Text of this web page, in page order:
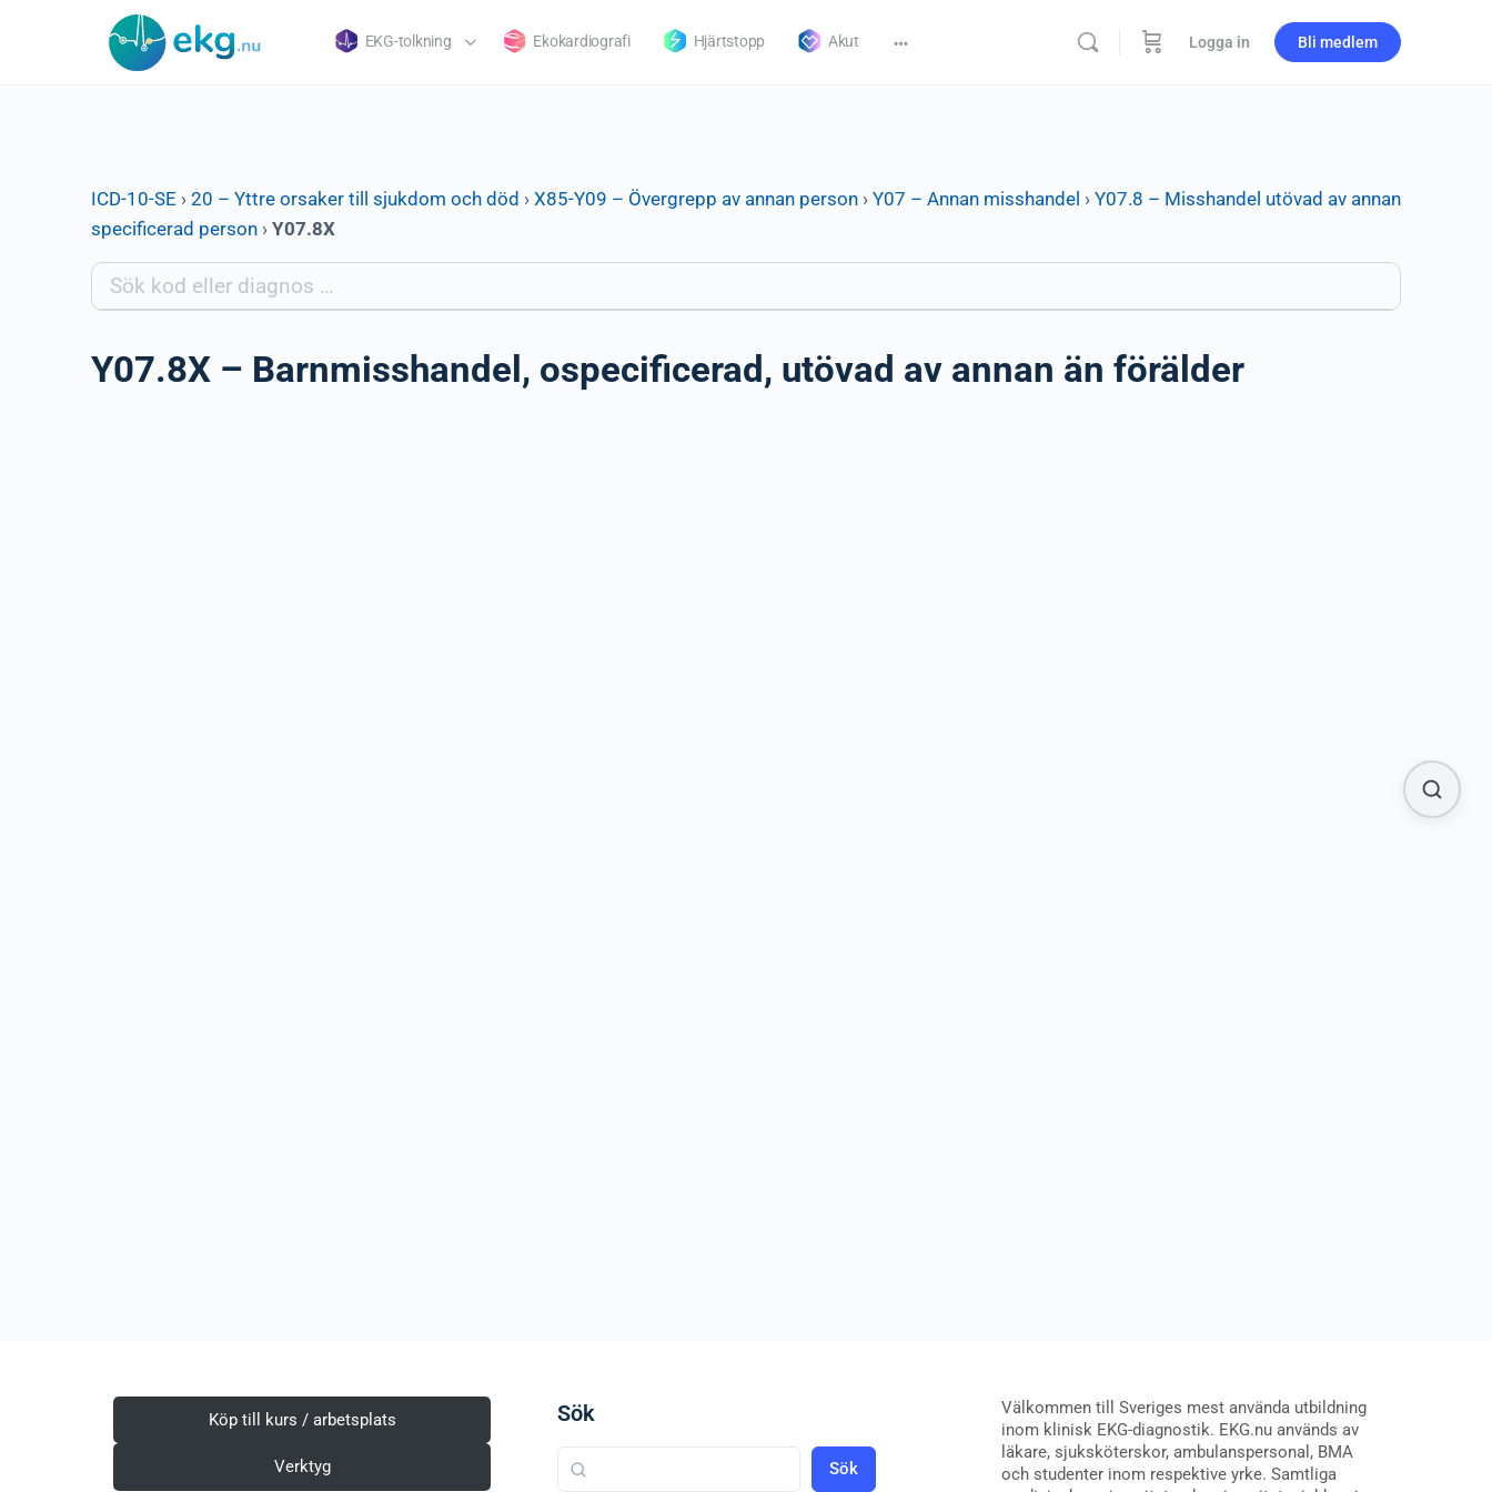
EKG-tolkning Ekokardiografi Hjärtstopp Akut Logga in Bli medlem
ICD-10-SE › 20 – Yttre orsaker till sjukdom och död › X85-Y09 – Övergrepp av annan person › Y07 – Annan misshandel › Y07.8 – Misshandel utövad av annan
specificerad person › Y07.8X
Y07.8X – Barnmisshandel, ospecificerad, utövad av annan än förälder
Köp till kurs / arbetsplats
Verktyg
Sök
Sök
Välkommen till Sveriges mest använda utbildning
inom klinisk EKG-diagnostik. EKG.nu används av
läkare, sjuksköterskor, ambulanspersonal, BMA
och studenter inom respektive yrke. Samtliga